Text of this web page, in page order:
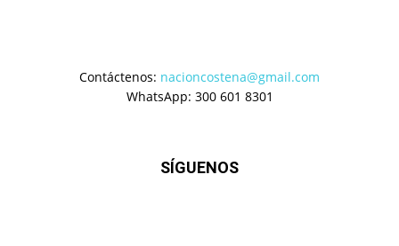
Contáctenos: nacioncostena@gmail.com
WhatsApp: 300 601 8301
SÍGUENOS